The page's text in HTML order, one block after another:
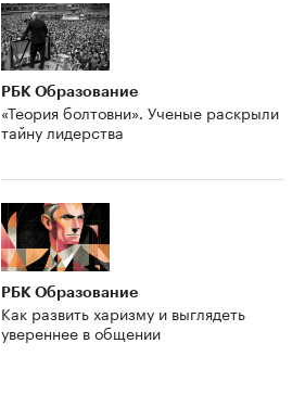
РБК Образование
«Теория болтовни». Ученые раскрыли
тайну лидерства
РБК Образование
Как развить харизму и выглядеть
увереннее в общении